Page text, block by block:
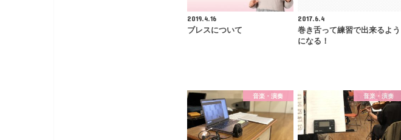
2019.4.16
ブレスについて
2017.6.4
巻き舌って練習で出来るよう
になる！
音楽・演奏 音楽・演奏